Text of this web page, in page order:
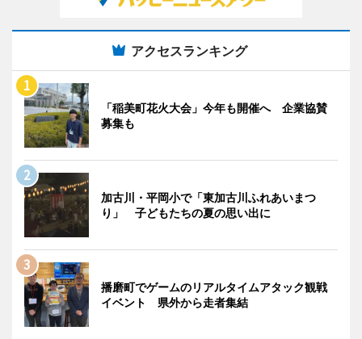
アクセスランキング
「稲美町花火大会」今年も開催へ 企業協賛
募集も
加古川・平岡小で「東加古川ふれあいまつ
り」 子どもたちの夏の思い出に
播磨町でゲームのリアルタイムアタック観戦
イベント 県外から走者集結